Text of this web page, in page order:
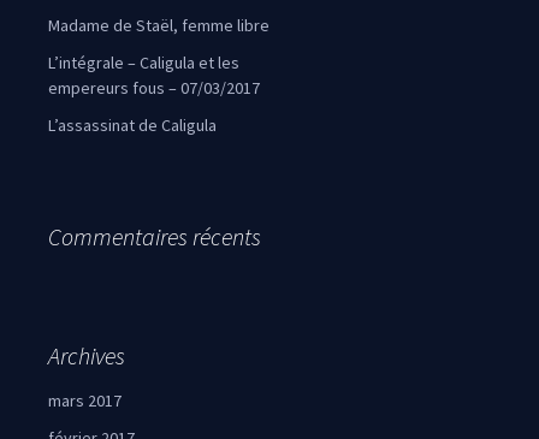
Madame de Staël, femme libre
L’intégrale – Caligula et les
empereurs fous – 07/03/2017
L’assassinat de Caligula
Commentaires récents
Archives
mars 2017